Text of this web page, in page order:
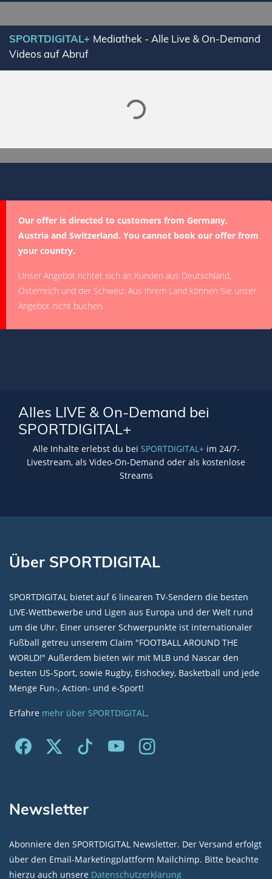
SPORTDIGITAL+ Mediathek - Alle Live & On-Demand
Videos auf AbrufLade SPORTDIGITAL+ Mediathek
Our offer is directed to customers from Germany,
Austria and Switzerland. You cannot book our offer from
your country.
Unser Angebot richtet sich an Kunden aus Deutschland,
Österreich und der Schweiz. Aus ihrem Land können Sie unser
Angebot nicht buchen.
Alles LIVE & On-Demand bei
SPORTDIGITAL+
Alle Inhalte erlebst du bei SPORTDIGITAL+im 24/7-
Livestream, als Video-On-Demand oder als kostenlose
Streams
Über SPORTDIGITAL
SPORTDIGITAL bietet auf 6 linearen TV-Sendern die besten
LIVE-Wettbewerbe und Ligen aus Europa und der Welt rund
um die Uhr. Einer unserer Schwerpunkte ist internationaler
Fußball getreu unserem Claim "FOOTBALL AROUND THE
WORLD!" Außerdem bieten wir mit MLB und Nascar den
besten US-Sport, sowie Rugby, Eishockey, Basketball und jede
Menge Fun-, Action- und e-Sport!
Erfahre mehr über SPORTDIGITAL.
Newsletter
Abonniere den SPORTDIGITAL Newsletter. Der Versand erfolgt
über den Email-Marketingplattform Mailchimp. Bitte beachte
hierzu auch unsere Datenschutzerklärung